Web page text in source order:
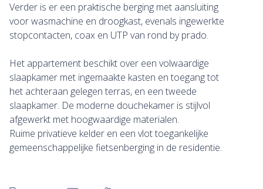
Verder is er een praktische berging met aansluiting
voor wasmachine en droogkast, evenals ingewerkte
stopcontacten, coax en UTP van rond by prado.
Het appartement beschikt over een volwaardige
slaapkamer met ingemaakte kasten en toegang tot
het achteraan gelegen terras, en een tweede
slaapkamer. De moderne douchekamer is stijlvol
afgewerkt met hoogwaardige materialen.
Ruime privatieve kelder en een vlot toegankelijke
gemeenschappelijke fietsenberging in de residentie.